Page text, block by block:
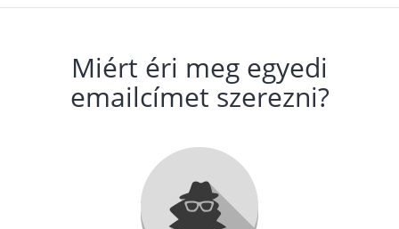
Miért éri meg egyedi
emailcímet szerezni?